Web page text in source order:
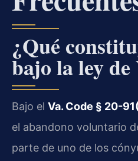
¿Qué
bajo la ley
Bajo el Va. Code § 20-
el abandono voluntario
parte de uno de los